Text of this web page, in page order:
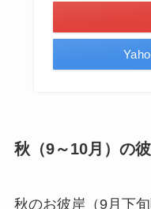
秋（9～10月）の
秋のお彼岸（9月下